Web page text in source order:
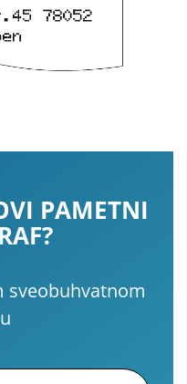
PAMETNI
sveobuhvatnom